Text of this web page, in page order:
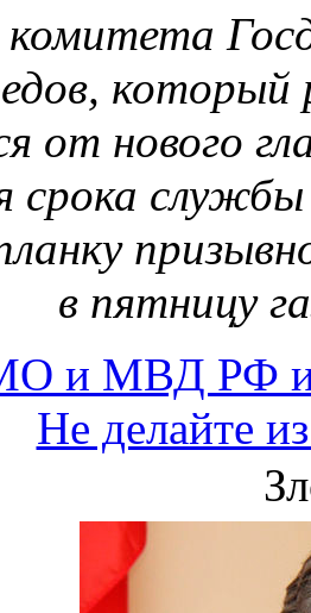
комитета
который
от нового
срока
в пятницу
и МВД РФ
Не делайте